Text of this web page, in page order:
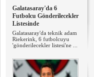
Galatasaray'da 6
Futbolcu Gönderilecekler
Listesinde
Galatasaray'da teknik adam
Riekerink, 6 futbolcuyu
'gönderilecekler listesi'ne ...